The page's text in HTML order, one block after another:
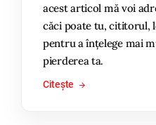
acest articol mă voi
căci poate tu, cititorul,
pentru a înțelege mai
pierderea ta.
Citește